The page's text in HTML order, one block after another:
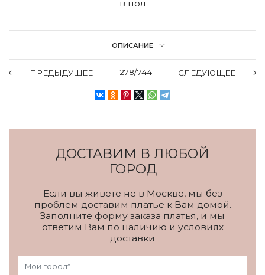
в пол
ОПИСАНИЕ
ПРЕДЫДУЩЕЕ 278/744 СЛЕДУЮЩЕЕ
ДОСТАВИМ В ЛЮБОЙ
ГОРОД
Если вы живете не в Москве, мы без
проблем доставим платье к Вам домой.
Заполните форму заказа платья, и мы
ответим Вам по наличию и условиях
доставки